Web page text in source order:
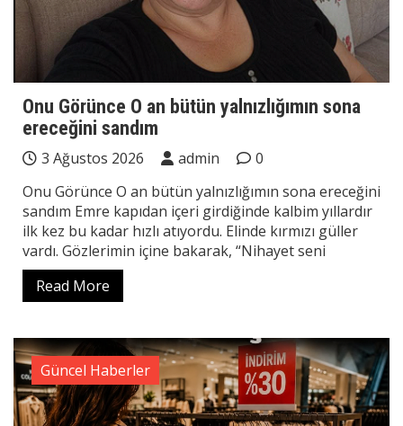
Onu Görünce O an bütün yalnızlığımın sona
ereceğini sandım
3 Ağustos 2026 admin
0
Onu Görünce O an bütün yalnızlığımın sona ereceğini
sandım Emre kapıdan içeri girdiğinde kalbim yıllardır
ilk kez bu kadar hızlı atıyordu. Elinde kırmızı güller
vardı. Gözlerimin içine bakarak, “Nihayet seni
Read More
Güncel Haberler